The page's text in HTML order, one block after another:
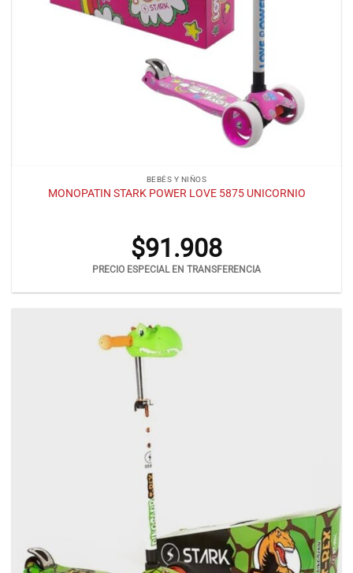
BEBÉS Y NIÑOS
MONOPATIN STARK POWER LOVE 5875 UNICORNIO
$91.908
PRECIO ESPECIAL EN TRANSFERENCIA